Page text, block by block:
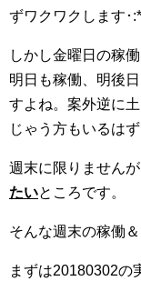
ずワクワクします･
しかし金曜日の稼
明日も稼働、明後
すよね。案外逆に
じゃう方もいるはず
週末に限りませんが
たいところです。
そんな週末の稼働
まずは20180302の